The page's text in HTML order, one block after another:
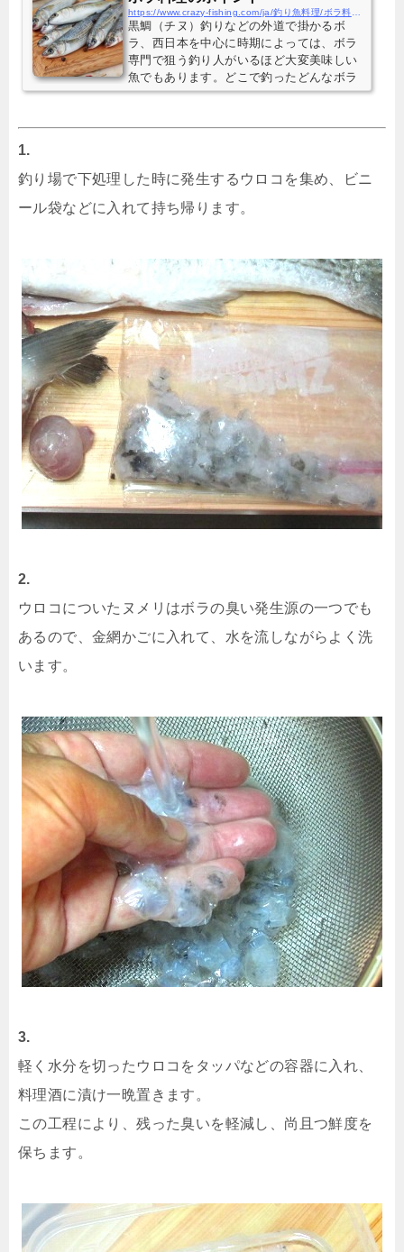
黒鯛（チヌ）釣りなどの外道で掛かるボ
ラ、西日本を中心に時期によっては、ボラ
専門で狙う釣り人がいるほど大変美味しい
魚でもあります。どこで釣ったどんなボラ
をどのように食べるのか、釣り人の為のボ
1.
釣り場で下処理した時に発生するウロコを集め、ビニ
ール袋などに入れて持ち帰ります。
2.
ウロコについたヌメリはボラの臭い発生源の一つでも
あるので、金網かごに入れて、水を流しながらよく洗
います。
3.
軽く水分を切ったウロコをタッパなどの容器に入れ、
料理酒に漬け一晩置きます。
この工程により、残った臭いを軽減し、尚且つ鮮度を
保ちます。